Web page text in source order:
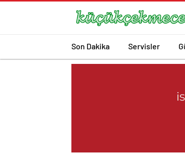
Son Dakika Servisler